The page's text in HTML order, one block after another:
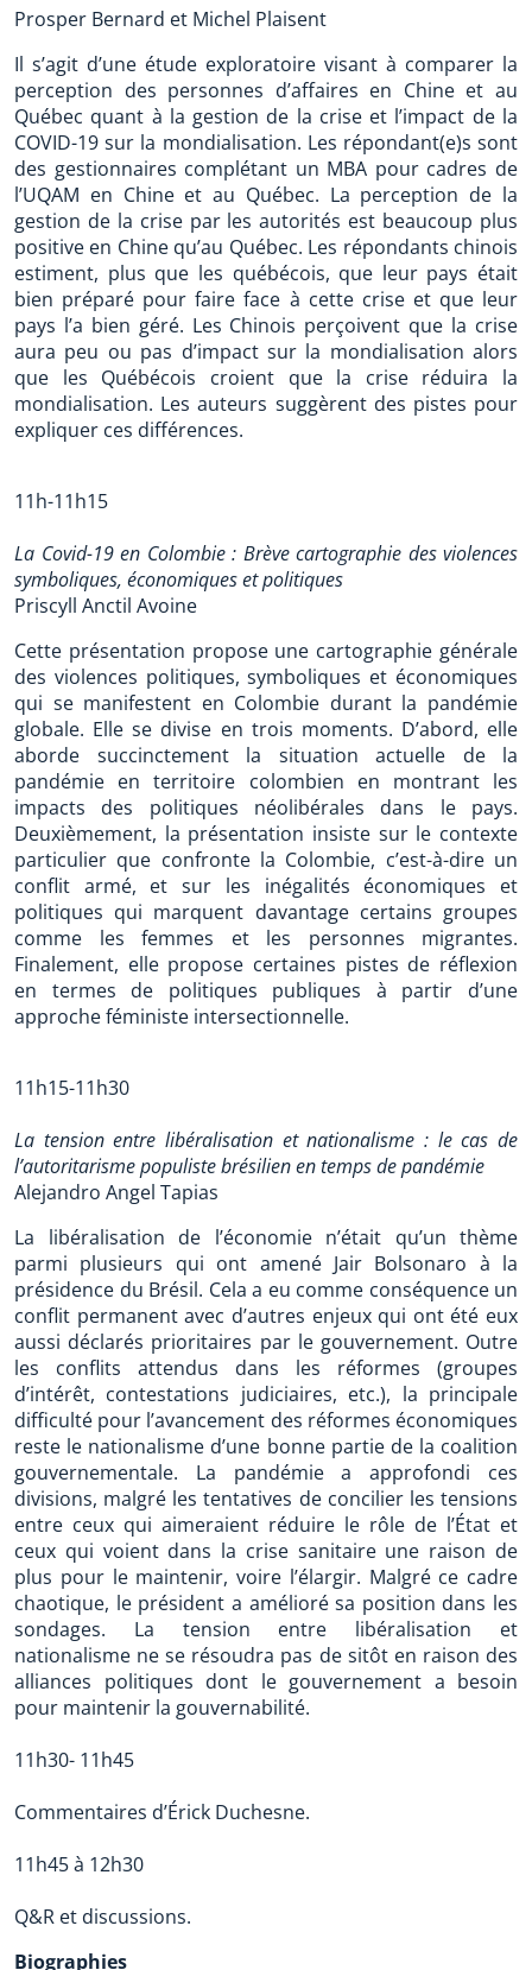
Prosper Bernard et Michel Plaisent
Il s’agit d’une étude exploratoire visant à comparer la
perception des personnes d’affaires en Chine et au
Québec quant à la gestion de la crise et l’impact de la
COVID-19 sur la mondialisation. Les répondant(e)s sont
des gestionnaires complétant un MBA pour cadres de
l’UQAM en Chine et au Québec. La perception de la
gestion de la crise par les autorités est beaucoup plus
positive en Chine qu’au Québec. Les répondants chinois
estiment, plus que les québécois, que leur pays était
bien préparé pour faire face à cette crise et que leur
pays l’a bien géré. Les Chinois perçoivent que la crise
aura peu ou pas d’impact sur la mondialisation alors
que les Québécois croient que la crise réduira la
mondialisation. Les auteurs suggèrent des pistes pour
expliquer ces différences.
11h-11h15
La Covid-19 en Colombie : Brève cartographie des violences
symboliques, économiques et politiques
Priscyll Anctil Avoine
Cette présentation propose une cartographie générale
des violences politiques, symboliques et économiques
qui se manifestent en Colombie durant la pandémie
globale. Elle se divise en trois moments. D’abord, elle
aborde succinctement la situation actuelle de la
pandémie en territoire colombien en montrant les
impacts des politiques néolibérales dans le pays.
Deuxièmement, la présentation insiste sur le contexte
particulier que confronte la Colombie, c’est-à-dire un
conflit armé, et sur les inégalités économiques et
politiques qui marquent davantage certains groupes
comme les femmes et les personnes migrantes.
Finalement, elle propose certaines pistes de réflexion
en termes de politiques publiques à partir d’une
approche féministe intersectionnelle.
11h15-11h30
La tension entre libéralisation et nationalisme : le cas de
l’autoritarisme populiste brésilien en temps de pandémie
Alejandro Angel Tapias
La libéralisation de l’économie n’était qu’un thème
parmi plusieurs qui ont amené Jair Bolsonaro à la
présidence du Brésil. Cela a eu comme conséquence un
conflit permanent avec d’autres enjeux qui ont été eux
aussi déclarés prioritaires par le gouvernement. Outre
les conflits attendus dans les réformes (groupes
d’intérêt, contestations judiciaires, etc.), la principale
difficulté pour l’avancement des réformes économiques
reste le nationalisme d’une bonne partie de la coalition
gouvernementale. La pandémie a approfondi ces
divisions, malgré les tentatives de concilier les tensions
entre ceux qui aimeraient réduire le rôle de l’État et
ceux qui voient dans la crise sanitaire une raison de
plus pour le maintenir, voire l’élargir. Malgré ce cadre
chaotique, le président a amélioré sa position dans les
sondages. La tension entre libéralisation et
nationalisme ne se résoudra pas de sitôt en raison des
alliances politiques dont le gouvernement a besoin
pour maintenir la gouvernabilité.
11h30- 11h45
Commentaires d’Érick Duchesne.
11h45 à 12h30
Q&R et discussions.
Biographies